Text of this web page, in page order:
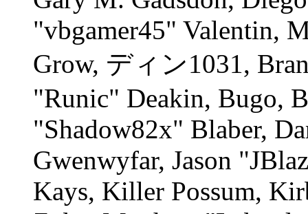
"vbgamer45" Valentin,
Grow, ディン1031,
"Runic" Deakin, Bugo,
"Shadow82x" Blaber,
Gwenwyfar, Jason
Kays, Killer Possum,